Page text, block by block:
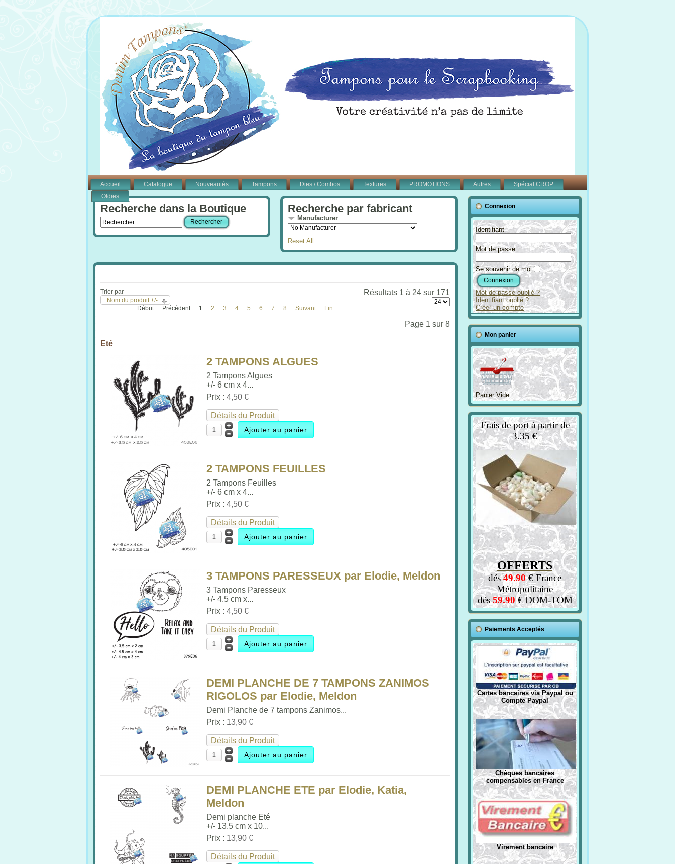
Accueil Catalogue Nouveautés Tampons Dies / Combos Textures PROMOTIONS Autres
Spécial CROP
Oldies
Recherche dans la Boutique Recherche par fabricant
Manufacturer
Reset All
Trier par
Nom du produit +/-
Résultats 1 à 24 sur 171
Début Précédent 1 2 3 4 5 6 7 8 Suivant Fin
Page 1 sur 8
Eté
2 TAMPONS ALGUES
2 Tampons Algues
+/- 6 cm x 4...
Prix :4,50 €
Détails du Produit
2 TAMPONS FEUILLES
2 Tampons Feuilles
+/- 6 cm x 4...
Prix :4,50 €
Détails du Produit
3 TAMPONS PARESSEUX par Elodie, Meldon
3 Tampons Paresseux
+/- 4.5 cm x...
Prix :4,50 €
Détails du Produit
DEMI PLANCHE DE 7 TAMPONS ZANIMOS
RIGOLOS par Elodie, Meldon
Demi Planche de 7 tampons Zanimos...
Prix : 13,90 €
Détails du Produit
DEMI PLANCHE ETE par Elodie, Katia,
Meldon
Demi planche Eté
+/- 13.5 cm x 10...
Prix : 13,90 €
Détails du Produit
Connexion
Identifiant
Mot de passe
Se souvenir de moi
Mot de passe oublié ?
Identifiant oublié ?
Créer un compte
Mon panier
Panier Vide
Frais de port à partir de
3.35 €
OFFERTS
dés49.90€ France
Métropolitaine
dés59.90€ DOM-TOM
Paiements Acceptés
Cartes bancaires via Paypal ou
Compte Paypal
Chèques bancaires
compensables en France
Virement bancaire